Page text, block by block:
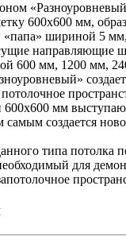
600х600 мм,
шириной 5
направляющие
600 мм, 1200 мм,
600х600 мм
создается
типа потолка
для